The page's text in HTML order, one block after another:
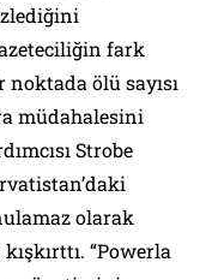
fark
ölü sayısı
müdahalesini
Strobe
olarak
“Powerla